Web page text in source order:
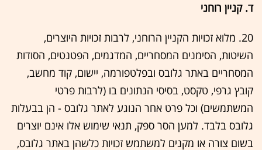
ד. קניין רוחני
20. מלוא זכויות הקניין הרוחני, לרבות זכויות היוצרים,
השיטות, הסימנים המסחריים, המדגמים, הפטנטים, הסודות
המסחריים באתר גלובס ובפלטפורמה, יישום, קוד מחשב,
קובץ גרפי, טקסט, בסיסי הנתונים בו (לרבות פרטי
המשתמשים) וכל פרט אחר הנוגע לאתר גלובס - הן בבעלות
גלובס בלבד. למען הסר ספק, תנאי שימוש אלו אינם יוצרים
בשום צורה או מקנים למשתמש זכויות כלשהן באתר גלובס,